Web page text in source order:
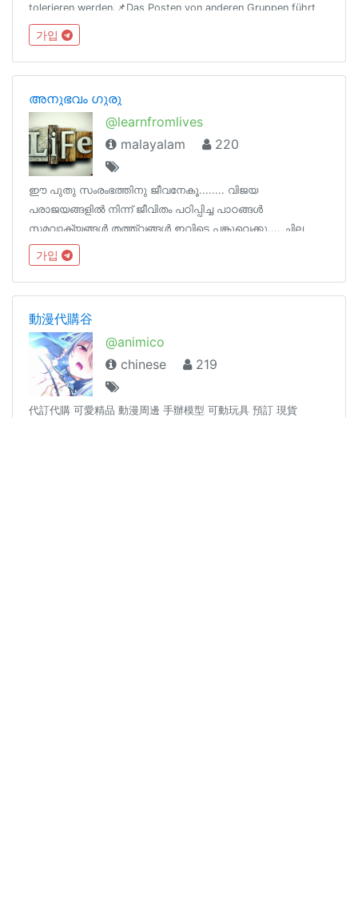
tolerieren werden.📌Das Posten von anderen Gruppen führt
zum Kick!⚠️Es wird "deutsch" geschrieben⚠️🔞Channel ist ab
18!🔞
가입
അനുഭവം ഗുരു
@learnfromlives
malayalam
220
ഈ പുതു സംരംഭത്തിനു ജീവനേകൂ........ വിജയ
പരാജയങ്ങളിൽ നിന്ന് ജീവിതം പഠിപ്പിച്ച പാഠങ്ങൾ
സമവാക്യങ്ങൾ തത്ത്വങ്ങൾ ഇവിടെ പങ്കുവെക്കൂ.... ചില
ജീവിതങ്ങൾക്കത് വെളിച്ചമായേക്കാം
가입
動漫代購谷
@animico
chinese
219
代訂代購 可愛精品 動漫周邊 手辦模型 可動玩具 預訂 現貨